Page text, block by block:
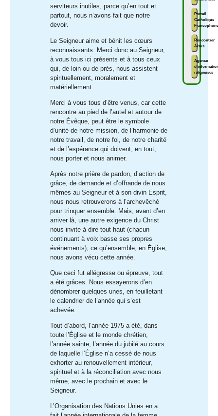
serviteurs inutiles, parce qu’en tout et
partout, nous n’avons fait que notre
devoir.
Le Seigneur aime et bénit les cœurs
reconnaissants. Merci donc au Seigneur,
à vous tous ici présents et à tous ceux
qui, de loin ou de près, nous assistent
spirituellement, moralement et
matériellement.
Merci à vous tous d’être venus, car cette
rencontre au pied de l’autel et autour de
notre Évêque, peut être le symbole
d’unité de notre mission, de l’harmonie de
notre travail, de notre foi, de notre charité
et de l’espérance qui doivent, en tout,
nous porter et nous animer.
Après notre prière de pardon, d’action de
grâce, de demande et d’offrande de nous
mêmes au Seigneur et à son divin Esprit,
nous nous retrouverons à l’archevêché
pour trinquer ensemble. Mais, avant d’en
arriver là, une autre exigence du Christ
nous invite à dire tout haut (chacun
continuant à voix basse ses propres
événements), ce qu’ensemble, en Église,
nous avons vécu cette année.
Que ceci fut allégresse ou épreuve, tout
a été grâces. Nous essayerons d’en
dénombrer quelques unes, en feuilletant
le calendrier de l’année qui s’est
achevée.
Tout d’abord, l’année 1975 a été, dans
toute l’Église et le monde chrétien,
l’année sainte, l’année du jubilé au cours
de laquelle l’Église n’a cessé de nous
exhorter au renouvellement intérieur,
spirituel et à la réconciliation avec nous
même, avec le prochain et avec le
Seigneur.
L’Organisation des Nations Unies en a
Portail
Catholique
Francophone
Rencontrer
Jésus
Agence
religieuses